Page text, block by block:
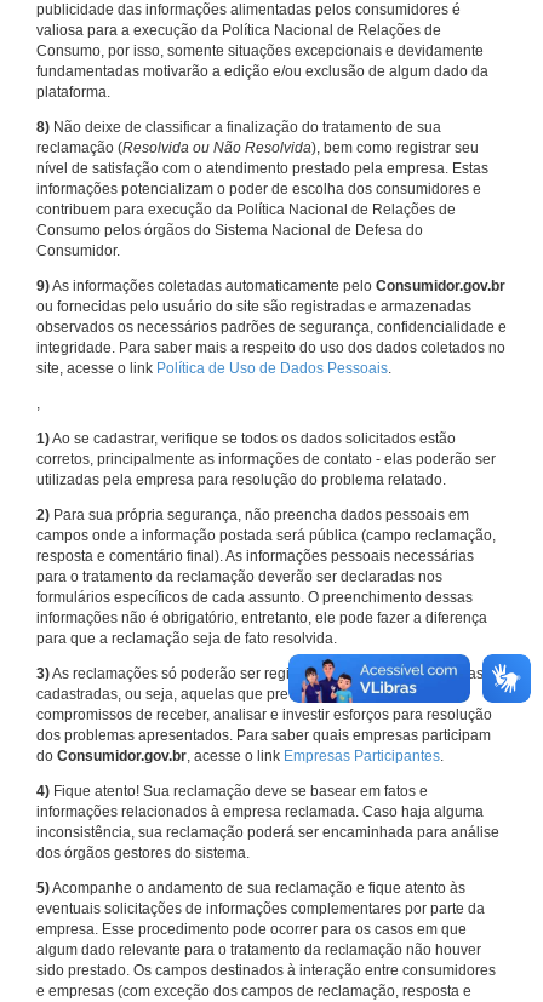
publicidade das informações alimentadas pelos consumidores é
valiosa para a execução da Política Nacional de Relações de
Consumo, por isso, somente situações excepcionais e devidamente
fundamentadas motivarão a edição e/ou exclusão de algum dado da
plataforma.
8) Não deixe de classificar a finalização do tratamento de sua
reclamação (Resolvida ou Não Resolvida), bem como registrar seu
nível de satisfação com o atendimento prestado pela empresa. Estas
informações potencializam o poder de escolha dos consumidores e
contribuem para execução da Política Nacional de Relações de
Consumo pelos órgãos do Sistema Nacional de Defesa do
Consumidor.
9)As informações coletadas automaticamente pelo Consumidor.gov.br
ou fornecidas pelo usuário do site são registradas e armazenadas
observados os necessários padrões de segurança, confidencialidade e
integridade. Para saber mais a respeito do uso dos dados coletados no
site, acesse o link Política de Uso de Dados Pessoais.
,
1)Ao se cadastrar, verifique se todos os dados solicitados estão
corretos, principalmente as informações de contato - elas poderão ser
utilizadas pela empresa para resolução do problema relatado.
2) Para sua própria segurança, não preencha dados pessoais em
campos onde a informação postada será pública (campo reclamação,
resposta e comentário final). As informações pessoais necessárias
para o tratamento da reclamação deverão ser declaradas nos
formulários específicos de cada assunto. O preenchimento dessas
informações não é obrigatório, entretanto, ele pode fazer a diferença
para que a reclamação seja de fato resolvida.
3)As reclamações só poderão ser registradas em face de empresas
cadastradas, ou seja, aquelas que previamente assumiram
compromissos de receber, analisar e investir esforços para resolução
dos problemas apresentados. Para saber quais empresas participam
do Consumidor.gov.br, acesse o link Empresas Participantes.
4) Fique atento! Sua reclamação deve se basear em fatos e
informações relacionados à empresa reclamada. Caso haja alguma
inconsistência, sua reclamação poderá ser encaminhada para análise
dos órgãos gestores do sistema.
5)Acompanhe o andamento de sua reclamação e fique atento às
eventuais solicitações de informações complementares por parte da
empresa. Esse procedimento pode ocorrer para os casos em que
algum dado relevante para o tratamento da reclamação não houver
sido prestado. Os campos destinados à interação entre consumidores
e empresas (com exceção dos campos de reclamação, resposta e